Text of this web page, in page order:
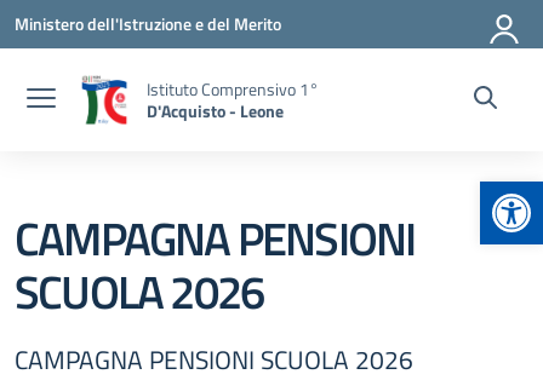
Vai ai contenuti
Vai al menu di navigazione
Vai al footer
Ministero dell'Istruzione e del Merito
Istituto Comprensivo 1°
D'Acquisto - Leone
CAMPAGNA PENSIONI
SCUOLA 2026
CAMPAGNA PENSIONI SCUOLA 2026